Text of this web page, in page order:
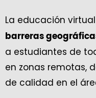
La educación
barreras
a estudiantes de
en zonas remotas,
de calidad en el